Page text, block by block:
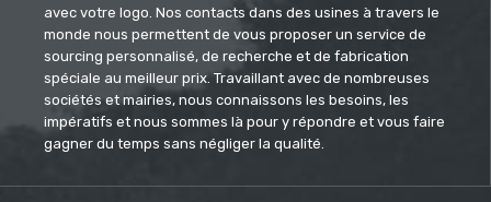
avec votre logo. Nos contacts dans des usines à travers le
monde nous permettent de vous proposer un service de
sourcing personnalisé, de recherche et de fabrication
spéciale au meilleur prix. Travaillant avec de nombreuses
sociétés et mairies, nous connaissons les besoins, les
impératifs et nous sommes là pour y répondre et vous faire
gagner du temps sans négliger la qualité.